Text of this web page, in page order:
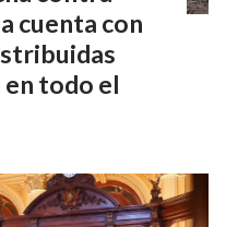
cuenta con
todo el